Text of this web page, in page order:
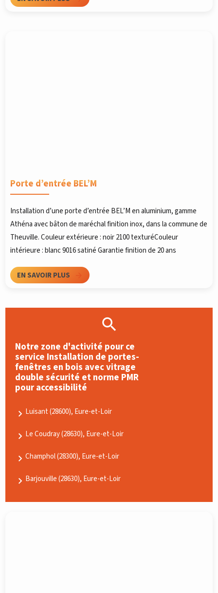
Porte d’entrée BEL’M
Installation d’une porte d’entrée BEL’M en aluminium, gamme
Athéna avec bâton de maréchal finition inox, dans la commune de
Theuville. Couleur extérieure : noir 2100 texturéCouleur
intérieure : blanc 9016 satiné Garantie finition de 20 ans
EN SAVOIR PLUS
Notre zone d'activité pour ce
service Installation de portes-
fenêtres en bois avec vitrage
double sécurité et norme PMR
pour accessibilité
Luisant (28600), Eure-et-Loir
Le Coudray (28630), Eure-et-Loir
Champhol (28300), Eure-et-Loir
Barjouville (28630), Eure-et-Loir